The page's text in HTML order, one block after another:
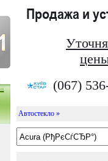
Продажа и
(067)
Автостекло »